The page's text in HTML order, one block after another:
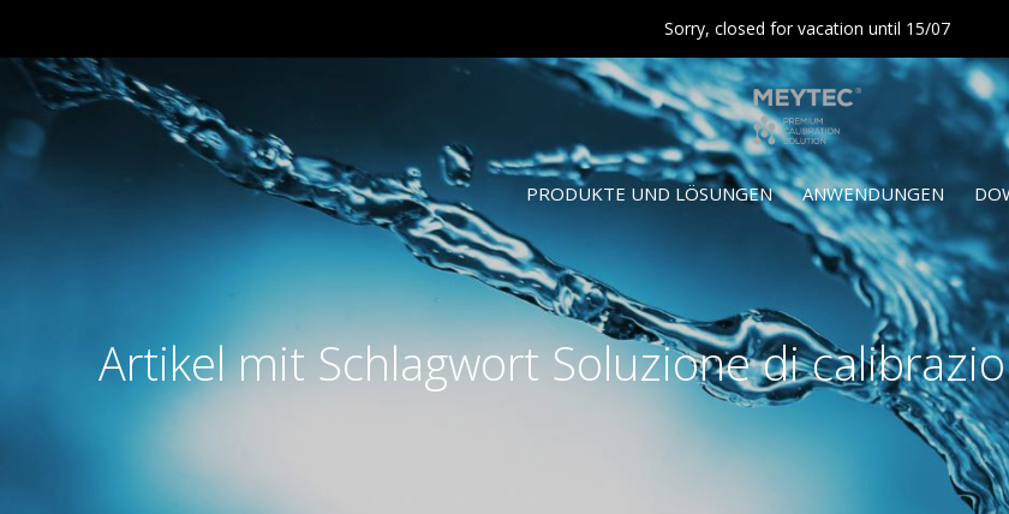
PRODUKTE UND LÖSUNGEN ANWENDUNGEN
Sorry, closed for vacation until 15/07
Artikel mit Schlagwort Soluzione di